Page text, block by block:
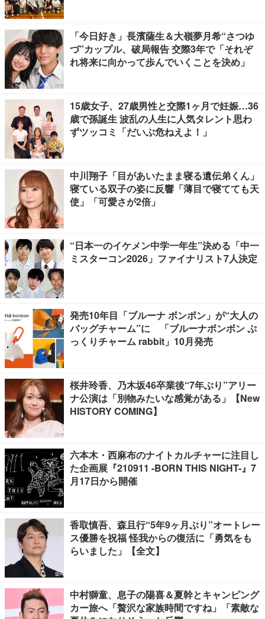
「今日好き」長濱薩生＆大嶺夢月希“さつゆ
づ”カップル、破局報告 交際3年で「それぞ
れ将来に向かって歩んでいくことを決め」
15歳女子、27歳男性と交際1ヶ月で妊娠…36
歳で孫誕生 波乱の人生に人気タレント思わ
ずツッコミ「だいぶ危ねえよ！」
中川翔子「目があいたまま寝る遺伝弟くん」
寝ている双子の姿に反響「薄目で寝てても天
使」「可愛さが2倍」
“日本一のイケメン中学一年生”決める「中一
ミスターコン2026」ファイナリスト7人決定
発売10年目「ブルーナ ボンボン」が“大人の
バッグチャーム”に 「ブルーナボンボン ぷ
っくりチャーム rabbit」10月発売
桜井玲香、乃木坂46卒業後“7年ぶり”アリー
ナ公演は「別物みたいな感覚がある」【New
HISTORY COMING】
六本木・西麻布のナイトカルチャーに注目し
た企画展『210911 -BORN THIS NIGHT-』7
月17日から開催
香取慎吾、森且行“5年9ヶ月ぶり”オートレー
ス優勝を祝福 怪我からの復活に「勇気をも
らいました」【全文】
中村獅童、息子の陽喜＆夏幹とキャンピング
カー旅へ「贅沢な家族時間ですね」「素敵な